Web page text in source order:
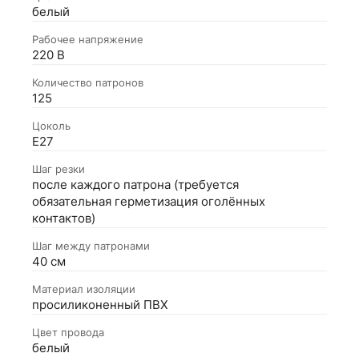
белый
Рабочее напряжение
220 В
Количество патронов
125
Цоколь
Е27
Шаг резки
после каждого патрона (требуется
обязательная герметизация оголённых
контактов)
Шаг между патронами
40 см
Материал изоляции
просиликоненный ПВХ
Цвет провода
белый